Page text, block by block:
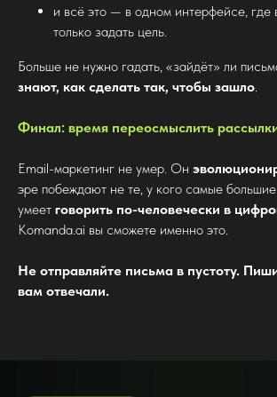
и всё это — в одном интерфейсе, где
только задать цель.
Больше не нужно гадать, «зайдёт» ли
знают, как сделать так, чтобы зашло.
Финал: время переосмыслить
Email-маркетинг не умер. Он
эре побеждают не те, у кого самые
умеет говорить по-человечески в
Komanda.ai вы сможете именно это.
Не отправляйте письма в пустоту.
вам отвечали.